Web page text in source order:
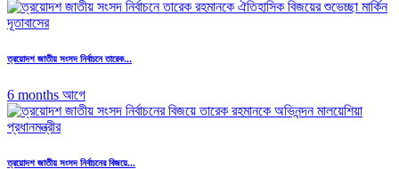
ত্রয়োদশ জাতীয় সংসদ নির্বাচনে তারেক...
6 months আগে
ত্রয়োদশ জাতীয় সংসদ নির্বাচনের বিজয়ে...